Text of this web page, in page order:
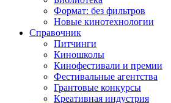
Формат: без фильтров
Новые кинотехнологии
Справочник
Питчинги
Киношколы
Кинофестивали и премии
Фестивальные агентства
Грантовые конкурсы
Креативная индустрия